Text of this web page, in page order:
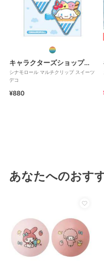
キャラクターズショップ ラフラフ
シナモロール マルチクリップ スイーツ
デコ
¥880
あなたへのおす